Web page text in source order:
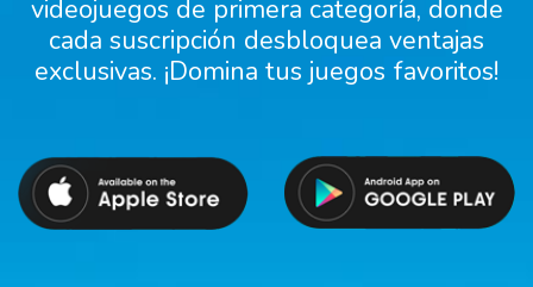
videojuegos de primera categoría, donde
cada suscripción desbloquea ventajas
exclusivas. ¡Domina tus juegos favoritos!